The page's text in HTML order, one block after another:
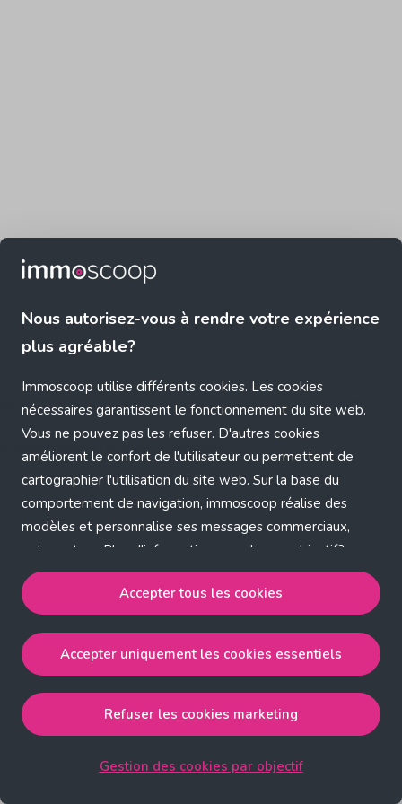
Nous autorisez-vous à rendre votre expérience
plus agréable?
Immoscoop utilise différents cookies. Les cookies
nécessaires garantissent le fonctionnement du site web.
Vous ne pouvez pas les refuser. D'autres cookies
améliorent le confort de l'utilisateur ou permettent de
cartographier l'utilisation du site web. Sur la base du
comportement de navigation, immoscoop réalise des
modèles et personnalise ses messages commerciaux,
entre autres. Plus d'informations sur chaque objectif?
Cliquez sur 'Gestion des cookies par objectif'.
Notre politique de cookies
Accepter tous les cookies
strictement nécessaires, performance, fonctionnalité et
publicité ciblée.
Accepter uniquement les cookies essentielsaccepte
les cookies strictement nécessaires.
Accepter tous les cookies
Accepter uniquement les cookies essentiels
Refuser les cookies marketing
Gestion des cookies par objectif
Application error: a client-side exception has occurred (see the
browser console for more information)